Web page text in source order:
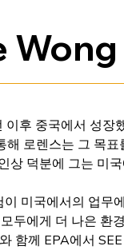
Wong
후 중국에서 성
해 로렌스는 그 목
상 덕분에 그는 미
미국에서의 업무
두에게 더 나은 환
함께 EPA에서